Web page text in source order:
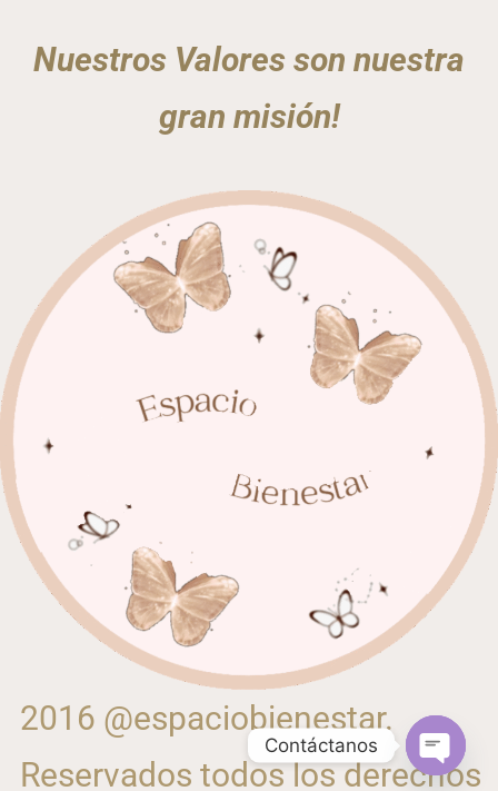
Nuestros Valores son nuestra
gran misión!
2016 @espaciobienestar.
Reservados todos los derechos
Contáctanos